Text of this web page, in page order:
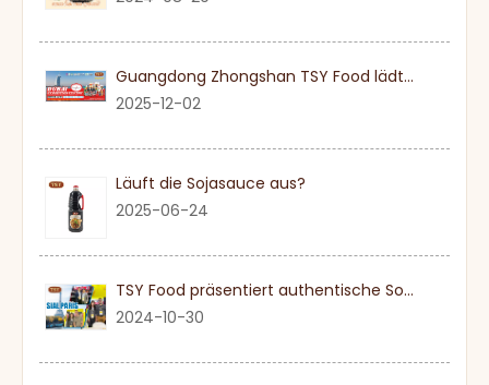
Guangdong Zhongshan TSY Food lädt Sie herzlich ein, die Dubai Gulfood Exhibition 2026 zu besuchen
2025-12-02
Läuft die Sojasauce aus?
2025-06-24
TSY Food präsentiert authentische Sojasauce auf der SIAL PARIS 2024
2024-10-30